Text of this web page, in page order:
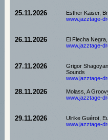
25.11.2026
Esther Kaiser,
www.jazztage-
26.11.2026
El Flecha
www.jazztage-
27.11.2026
Grigor
Sounds
www.jazztage-
28.11.2026
Molass, A
www.jazztage-
29.11.2026
Ulrike Guérot,
www.jazztage-